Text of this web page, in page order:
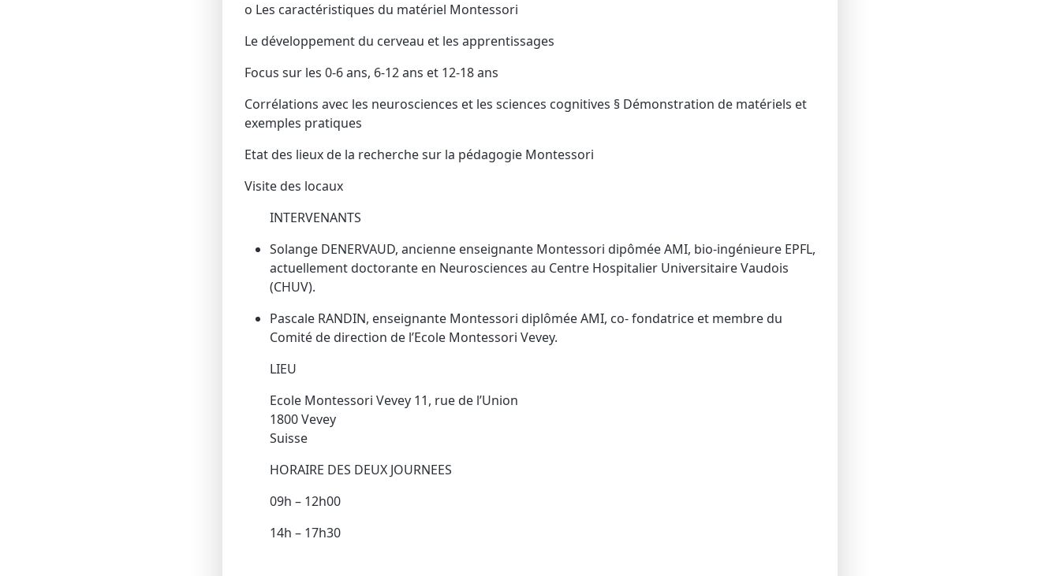
o Les caractéristiques du matériel Montessori
Le développement du cerveau et les apprentissages
Focus sur les 0-6 ans, 6-12 ans et 12-18 ans
Corrélations avec les neurosciences et les sciences cognitives § Démonstration de matériels et
exemples pratiques
Etat des lieux de la recherche sur la pédagogie Montessori
Visite des locaux
INTERVENANTS
Solange DENERVAUD, ancienne enseignante Montessori dipômée AMI, bio-ingénieure EPFL,
actuellement doctorante en Neurosciences au Centre Hospitalier Universitaire Vaudois
(CHUV).
Pascale RANDIN, enseignante Montessori diplômée AMI, co- fondatrice et membre du
Comité de direction de l’Ecole Montessori Vevey.
LIEU
Ecole Montessori Vevey 11, rue de l’Union
1800 Vevey
Suisse
HORAIRE DES DEUX JOURNEES
09h – 12h00
14h – 17h30